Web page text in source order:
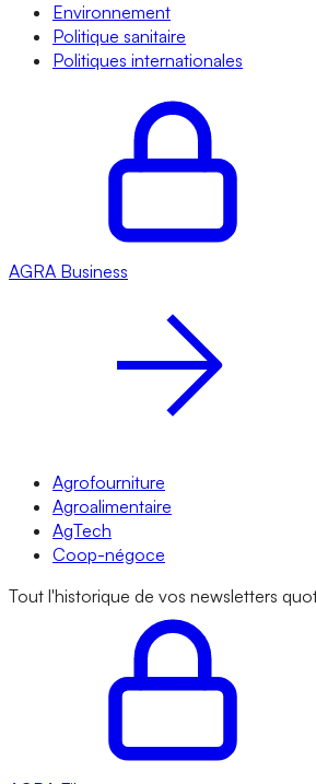
Environnement
Politique sanitaire
Politiques internationales
AGRA Business
Agrofourniture
Agroalimentaire
AgTech
Coop-négoce
Tout l'historique de vos newsletters